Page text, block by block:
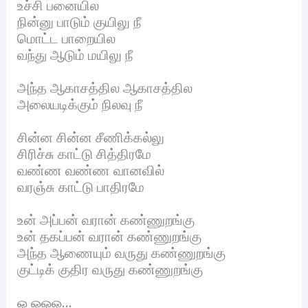
உச்சி பனையில
நின்னு பாடும் குயிலு நீ
மொட்ட பாறையில
வந்து ஆடும் மயிலு நீ
அந்த ஆகாசத்தில ஆகாசத்தில
அலையடிக்கும் நிலவு நீ
சின்ன சின்ன சீணிக்கல்லு
சிரிச்சு காட்டு சித்திரமே
வண்ண வண்ண வானவில்
வரஞ்சு காட்டு பாதிரமே
உன் அப்பன் வரான் கண்ணுறங்கு
உன் தகப்பன் வரான் கண்ணுறங்கு
அந்த ஆணையும் வருது கண்ணுறங்கு
குட்டிக் குதிர வருது கண்ணுறங்கு
ஓ ஓஓஓ…